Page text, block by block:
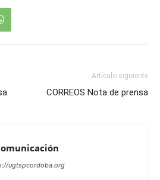
Artículo siguiente
CORREOS Nota de prensa
ugtspcordoba.org